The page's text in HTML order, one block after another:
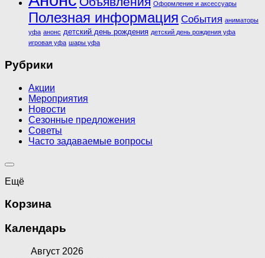
Оформление и аксессуары
Полезная информация События аниматоры
уфа анонс детский день рождения детский день рождения уфа
игровая уфа шары уфа
Рубрики
Акции
Мероприятия
Новости
Сезонные предложения
Советы
Часто задаваемые вопросы
Ещё
Корзина
Календарь
Август 2026